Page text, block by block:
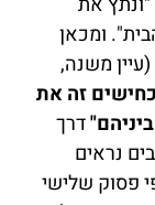
ומכאן
משנה,
זה את
דרך
נראים
פסוק שלישי